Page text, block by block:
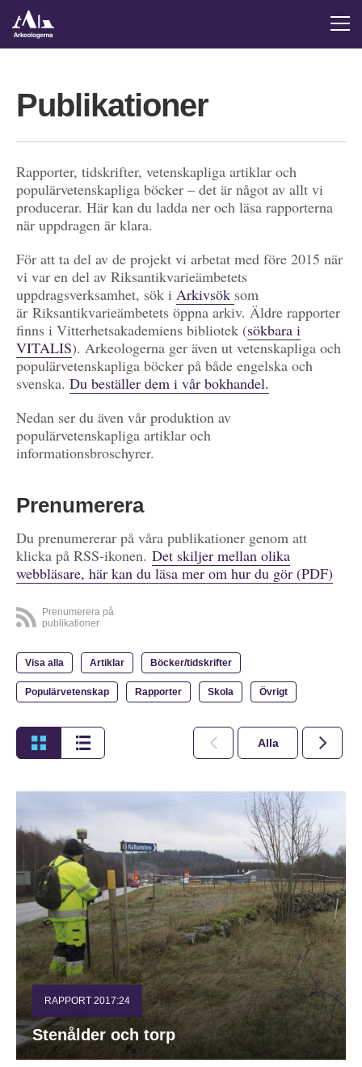
Publikationer
Rapporter, tidskrifter, vetenskapliga artiklar och
populärvetenskapliga böcker – det är något av allt vi
producerar. Här kan du ladda ner och läsa rapporterna
när uppdragen är klara.
För att ta del av de projekt vi arbetat med före 2015 när
vi var en del av Riksantikvarieämbetets
uppdragsverksamhet, sök i Arkivsök som
är Riksantikvarieämbetets öppna arkiv. Äldre rapporter
finns i Vitterhetsakademiens bibliotek (sökbara i
VITALIS). Arkeologerna ger även ut vetenskapliga och
populärvetenskapliga böcker på både engelska och
svenska. Du beställer dem i vår bokhandel.
Nedan ser du även vår produktion av
populärvetenskapliga artiklar och
informationsbroschyrer.
Prenumerera
Du prenumererar på våra publikationer genom att
klicka på RSS-ikonen. Det skiljer mellan olika
webbläsare, här kan du läsa mer om hur du gör (PDF)
Prenumerera på
publikationer
Visa alla Artiklar Böcker/tidskrifter
Populärvetenskap Rapporter Skola Övrigt
Alla 2026
RAPPORT 2017:24
Stenålder och torp